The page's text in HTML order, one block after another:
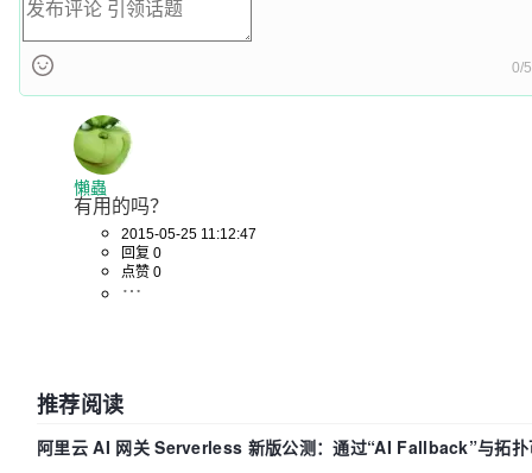
0/
懶蟲
有用的吗？
2015-05-25 11:12:47
回复 0
点赞 0
推荐阅读
阿里云 AI 网关 Serverless 新版公测：通过“AI Fallback”与拓扑